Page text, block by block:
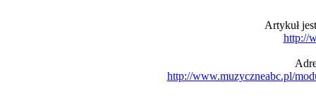
Artykuł
http://
http://www.muzyczneabc.pl/